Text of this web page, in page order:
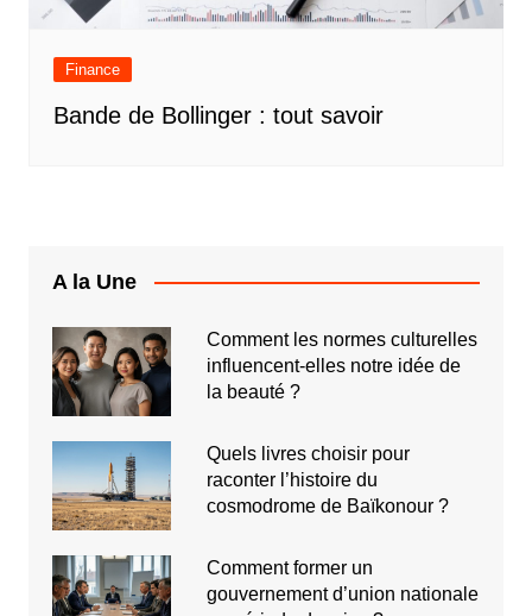
Finance
Bande de Bollinger : tout savoir
A la Une
Comment les normes culturelles
influencent-elles notre idée de
la beauté ?
Quels livres choisir pour
raconter l’histoire du
cosmodrome de Baïkonour ?
Comment former un
gouvernement d’union nationale